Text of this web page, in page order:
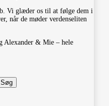
Vi glæder os til at følge dem i
når de møder verdenseliten
& Mie – hele
Søg